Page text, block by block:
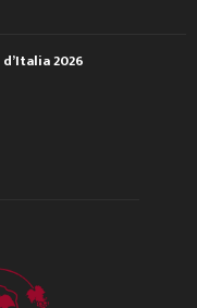
2026